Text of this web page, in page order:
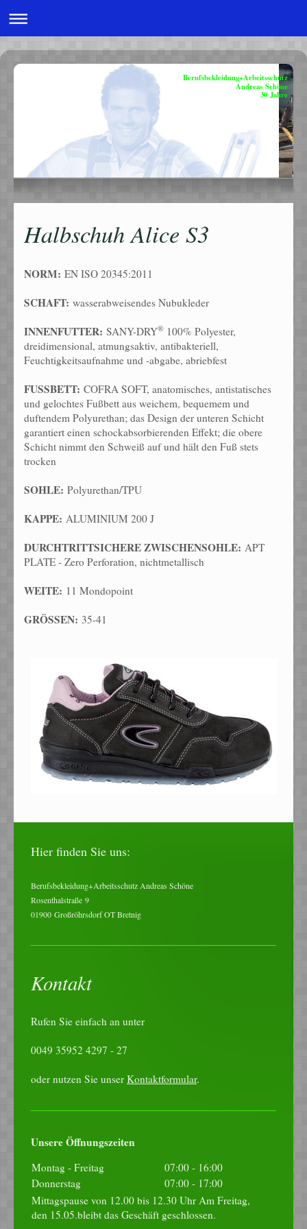
Berufsbekleidung+Arbeitsschutz
Andreas Schöne
30 Jahre
Halbschuh Alice S3
NORM: EN ISO 20345:2011
SCHAFT: wasserabweisendes Nubukleder
INNENFUTTER: SANY-DRY® 100% Polyester,
dreidimensional, atmungsaktiv, antibakteriell,
Feuchtigkeitsaufnahme und -abgabe, abriebfest
FUSSBETT: COFRA SOFT, anatomisches, antistatisches
und gelochtes Fußbett aus weichem, bequemem und
duftendem Polyurethan; das Design der unteren Schicht
garantiert einen schockabsorbierenden Effekt; die obere
Schicht nimmt den Schweiß auf und hält den Fuß stets
trocken
SOHLE: Polyurethan/TPU
KAPPE: ALUMINIUM 200 J
DURCHTRITTSICHERE ZWISCHENSOHLE: APT
PLATE - Zero Perforation, nichtmetallisch
WEITE: 11 Mondopoint
GRÖSSEN: 35-41
Hier finden Sie uns:
Berufsbekleidung+Arbeitsschutz Andreas Schöne
Rosenthalstraße 9
01900 Großröhrsdorf OT Bretnig
Kontakt
Rufen Sie einfach an unter
0049 35952 4297 - 27
oder nutzen Sie unser Kontaktformular.
Unsere Öffnungszeiten
Montag - Freitag 07:00 - 16:00
Donnerstag
07:00 - 17:00
Mittagspause von 12.00 bis 12.30 Uhr Am Freitag,
den 15.05.bleibt das Geschäft geschlossen.